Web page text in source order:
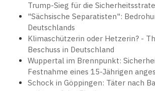
Trump-Sieg für die
"Sächsische Separatisten":
Deutschlands
Klimaschützerin oder Hetzerin? -
Beschuss in Deutschland
Wuppertal im Brennpunkt:
Festnahme eines 15-Jährigen
Schock in Göppingen: Täter nach